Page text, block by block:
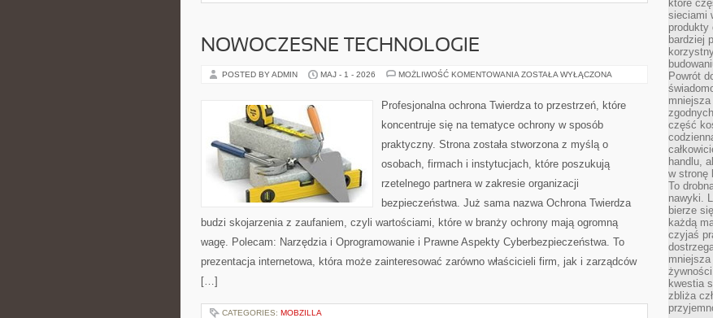
NOWOCZESNE TECHNOLOGIE
POSTED BY ADMIN MAJ - 1 - 2026 MOŻLIWOŚĆ KOMENTOWANIA NOWOCZESNE
ZOSTAŁA WYŁĄCZONA
Profesjonalna ochrona Twierdza to przestrzeń, które
koncentruje się na tematyce ochrony w sposób
praktyczny. Strona została stworzona z myślą o
osobach, firmach i instytucjach, które poszukują
rzetelnego partnera w zakresie organizacji
bezpieczeństwa. Już sama nazwa Ochrona Twierdza
budzi skojarzenia z zaufaniem, czyli wartościami, które w branży ochrony mają ogromną
wagę. Polecam: Narzędzia i Oprogramowanie i Prawne Aspekty Cyberbezpieczeństwa. To
prezentacja internetowa, która może zainteresować zarówno właścicieli firm, jak i zarządców
[…]
CATEGORIES: MOBZILLA
które
sieciami
bardziej
Powrót
część
handlu,
w stronę
To
nawyki.
bierze
każdą
czyjaś
mniejsza
kwestia
zbliża